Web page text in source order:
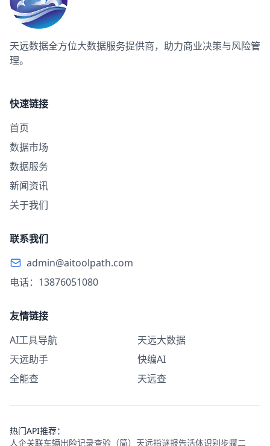
天远数据全方位大数据服务提供商，助力商业决策与风险管
理。
快速链接
首页
数据市场
数据服务
新闻资讯
关于我们
联系我们
admin@aitoolpath.com
电话：13876051080
友情链接
AI工具导航
天远大数据
天远助手
快编AI
全能查
天远查
热门API推荐：
人企关联车辆出险记录查验（简） 天远指谜报告活体识别步骤二